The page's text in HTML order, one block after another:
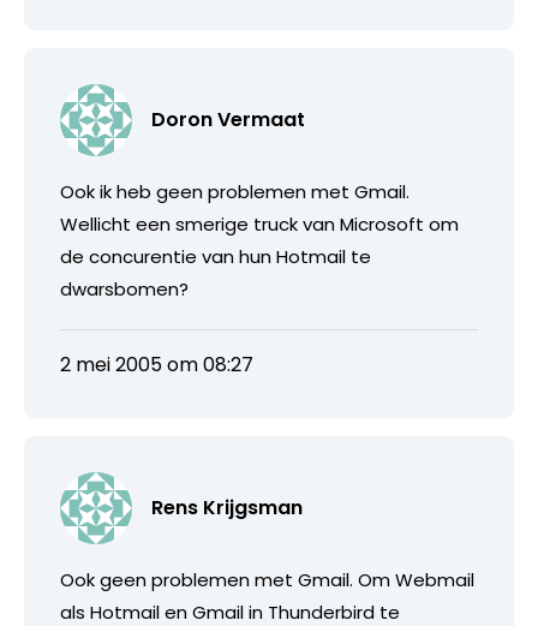
Doron Vermaat
Ook ik heb geen problemen met Gmail.
Wellicht een smerige truck van Microsoft om
de concurentie van hun Hotmail te
dwarsbomen?
2 mei 2005 om 08:27
Rens Krijgsman
Ook geen problemen met Gmail. Om Webmail
als Hotmail en Gmail in Thunderbird te